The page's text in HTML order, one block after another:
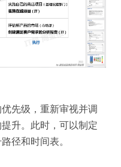
先级，重新审视并调
升。此时，可以制定
径和时间表。